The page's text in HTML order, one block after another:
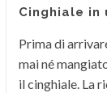
Cinghiale in
Prima di
mai né
il cinghiale. La